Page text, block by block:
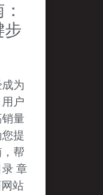
步
为
户
量
提
帮
章
站